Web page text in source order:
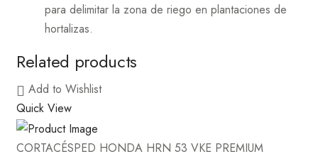
para delimitar la zona de riego en plantaciones de
hortalizas.
Related products
Add to Wishlist
Quick View
CORTACÉSPED HONDA HRN 53 VKE PREMIUM